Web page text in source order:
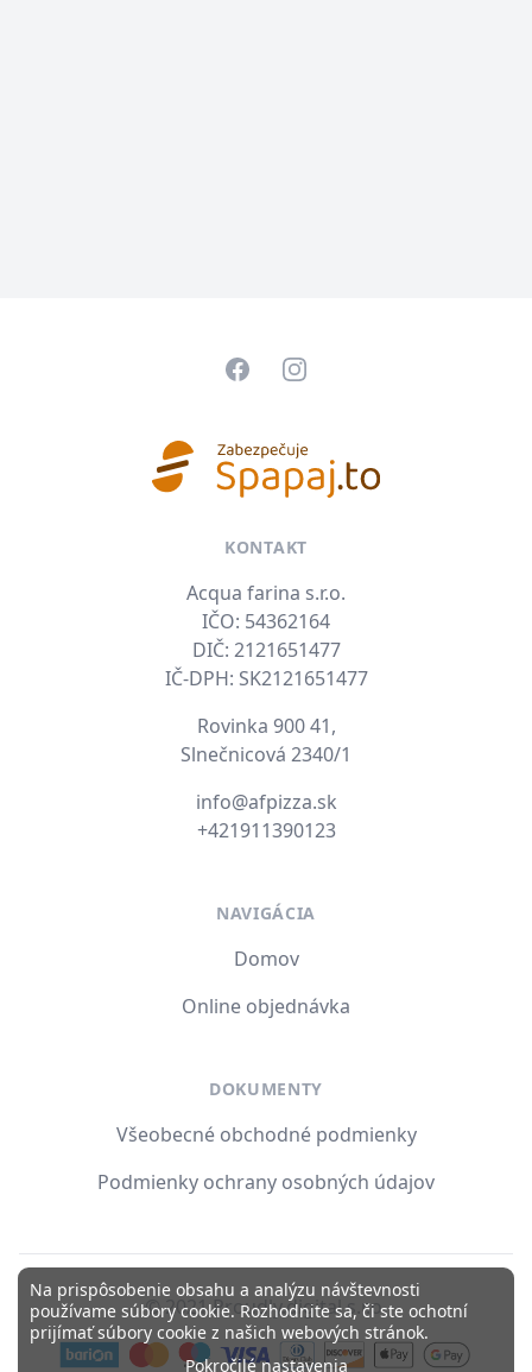
Na prispôsobenie obsahu a analýzu návštevnosti
používame súbory cookie. Rozhodnite sa, či ste ochotní
prijímať súbory cookie z našich webových stránok.
Pokročilé nastavenia
FacebookInstagram
KONTAKT
Acqua farina s.r.o.
IČO: 54362164
DIČ: 2121651477
IČ-DPH: SK2121651477
Rovinka 900 41,
Slnečnicová 2340/1
info@afpizza.sk
+421911390123
NAVIGÁCIA
Domov
Online objednávka
DOKUMENTY
Všeobecné obchodné podmienky
Podmienky ochrany osobných údajov
© 2021 Proudly.digital s.r.o.